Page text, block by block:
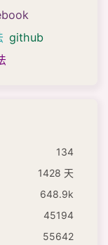
github
134
1428 天
648.9k
45194
55642